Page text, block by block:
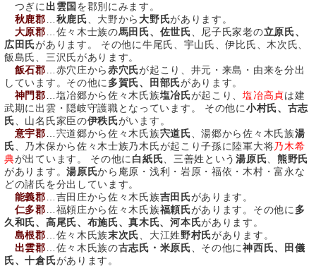
つぎに 出雲国 を郡別にみます。
秋鹿郡
秋鹿氏 、大野から 大野氏があります。
大原郡 …佐々木士族の馬田氏、佐世氏 、尼子氏家老の立原氏、
広田氏があります。 その他に牛尾氏、宇山氏、伊比氏、木次氏、
飯島氏、三沢氏があります。
飯石郡 …赤穴庄から赤穴氏が起こり、井元・来島・由来を分出
しています。その他に 多賀氏、田部氏があります。
神門郡 …塩冶郷から佐々木氏族塩冶氏が起こり、塩冶高貞は建
武期に出雲・隠岐守護職となっています。 その他に小村氏、古志
氏 、山名氏家臣の伊秩氏がいます。
意宇郡 …宍道郷から佐々木氏族宍道氏 、湯郷から佐々木氏族湯
氏 、乃木保から佐々木士族乃木氏が起こり子孫に陸軍大将乃木希
典が出ています。 その他に 白紙氏 、三善姓という湯原氏
熊野氏
があります。湯原氏から庵原・浅利・岩原・福依・木村・富永な
どの諸氏を分出しています。
能義郡 …吉田庄から佐々木氏族吉田氏があります。
仁多郡 …福頼庄から佐々木氏族福頼氏があります。その他に 多
久和氏、高尾氏、布施氏、真木氏、河本氏があります。
島根郡 …佐々木氏族末次氏 、大江姓野村氏があります。
出雲郡 …佐々木氏族の古志氏・米原氏 、その他に神西氏、田儀
氏、十倉氏があります。